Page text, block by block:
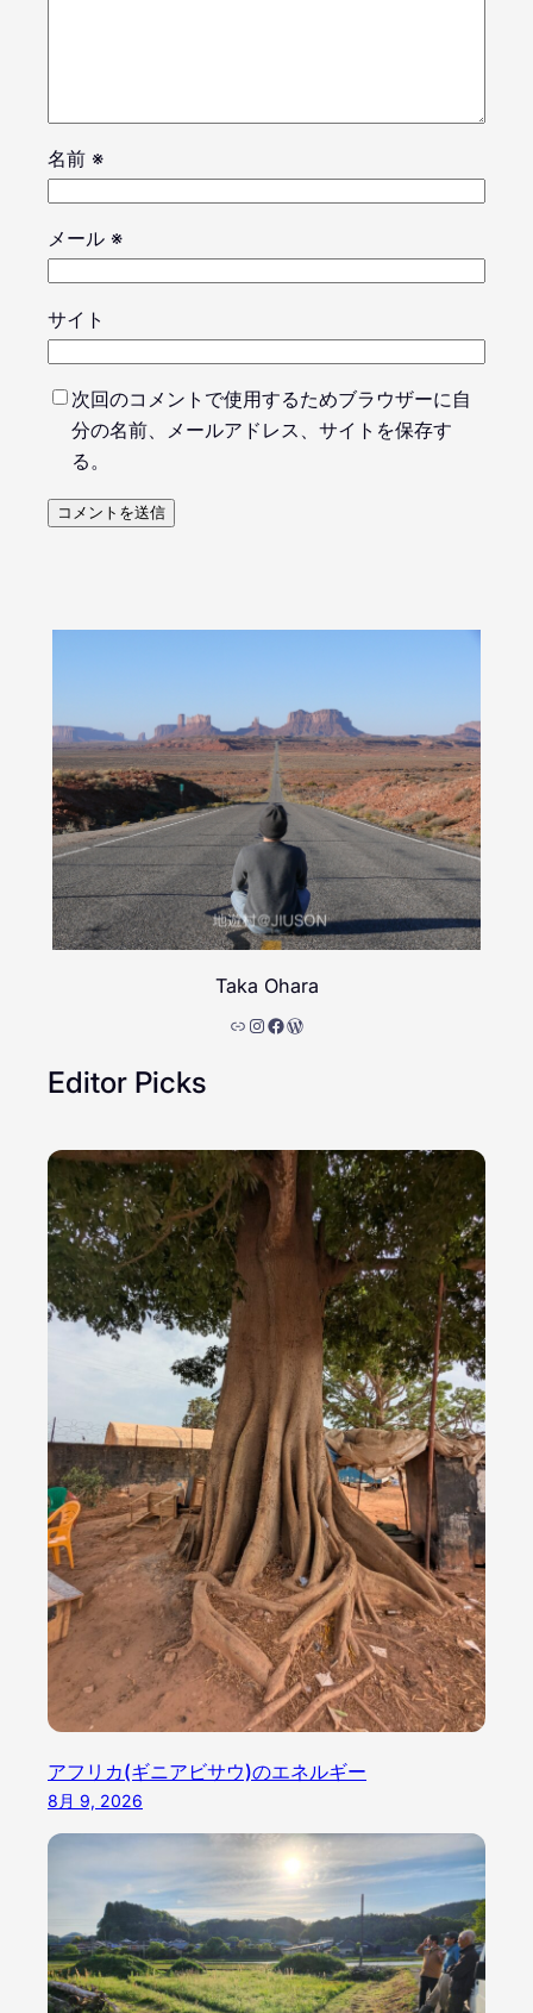
名前 ※
メール ※
サイト
次回のコメントで使用するためブラウザーに自
分の名前、メールアドレス、サイトを保存す
る。
Taka Ohara
リンク Instagram Facebook WordPress
Editor Picks
アフリカ(ギニアビサウ)のエネルギー
8月 9, 2026